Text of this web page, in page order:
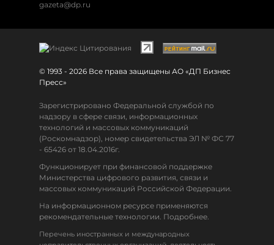
gazeta@dp.ru
© 1993 - 2026 Все права защищены АО «ДП Бизнес
Пресс»
Зарегистрировано Федеральной службой по
надзору в сфере связи, информационных
технологий и массовых коммуникаций
(Роскомнадзор), номер свидетельства ЭЛ № ФС 77
- 65426 от 18.04.2016г.
Функционирует при финансовой поддержке
Министерства цифрового развития, связи и
массовых коммуникаций Российской Федерации.
На информационном ресурсе применяются
рекомендательные технологии. Подробнее.
Перечень иностранных и международных